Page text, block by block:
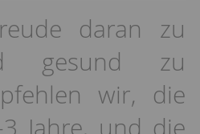
daran zu
gesund zu
wir, die
Jahre, und die